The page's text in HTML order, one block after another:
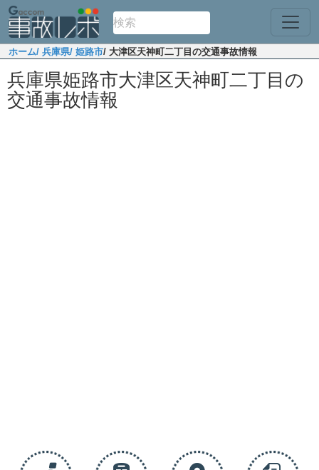
ホーム/ 兵庫県/ 姫路市/ 大津区天神町二丁目の交通事故情報
兵庫県姫路市大津区天神町二丁目の
交通事故情報